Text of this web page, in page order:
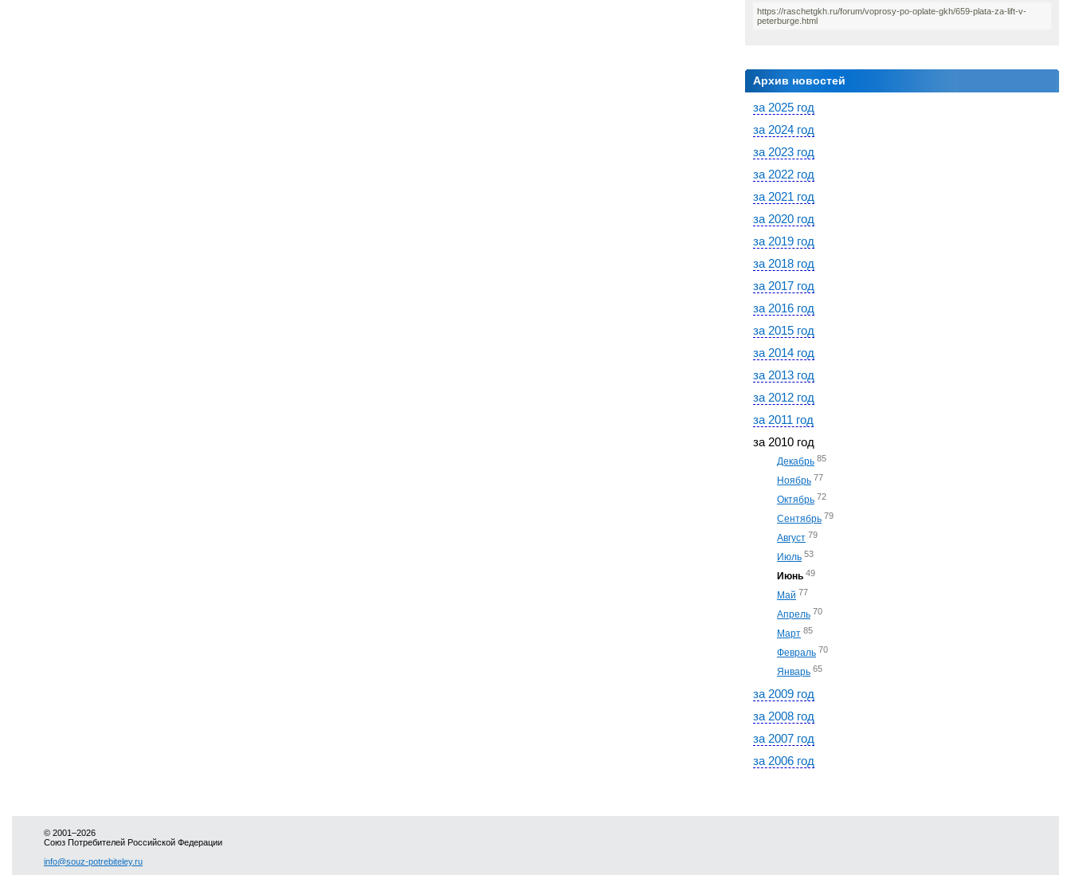
https://raschetgkh.ru/forum/voprosy-po-oplate-gkh/659-plata-za-lift-v-
peterburge.html
Архив новостей
за 2025 год
за 2024 год
за 2023 год
за 2022 год
за 2021 год
за 2020 год
за 2019 год
за 2018 год
за 2017 год
за 2016 год
за 2015 год
за 2014 год
за 2013 год
за 2012 год
за 2011 год
за 2010 год
Декабрь 85
Ноябрь 77
Октябрь 72
Сентябрь 79
Август 79
Июль 53
Июнь 49
Май 77
Апрель 70
Март 85
Февраль 70
Январь 65
за 2009 год
за 2008 год
за 2007 год
за 2006 год
© 2001–2026
Союз Потребителей Российской Федерации
info@souz-potrebiteley.ru